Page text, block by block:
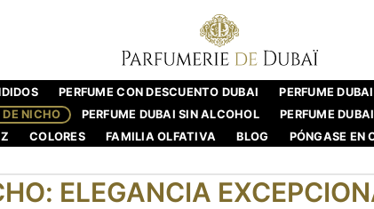
PERFUME CON DESCUENTO DUBAI PERFUME
DE NICHO PERFUME DUBAI SIN ALCOHOL PERFUME
COLORES FAMILIA OLFATIVA BLOG PÓNGASE EN
ELEGANCIA